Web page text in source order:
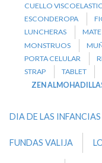
CUELLO
ESCONDEROPA
LUNCHERAS
MATE
MONSTRUOS
PORTA CELULAR
STRAP
TABLET
ZEN
DIA DE LAS INFANCIAS
FUNDAS VALIJA